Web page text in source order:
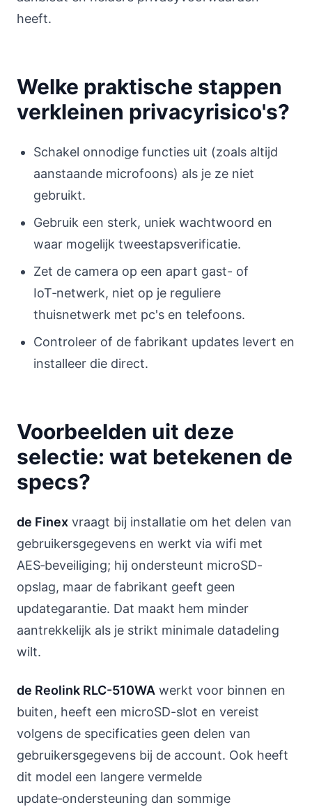
heeft.
Welke praktische stappen
verkleinen privacyrisico's?
Schakel onnodige functies uit (zoals altijd
aanstaande microfoons) als je ze niet
gebruikt.
Gebruik een sterk, uniek wachtwoord en
waar mogelijk tweestapsverificatie.
Zet de camera op een apart gast- of
IoT‑netwerk, niet op je reguliere
thuisnetwerk met pc's en telefoons.
Controleer of de fabrikant updates levert en
installeer die direct.
Voorbeelden uit deze
selectie: wat betekenen de
specs?
de Finex vraagt bij installatie om het delen van
gebruikersgegevens en werkt via wifi met
AES‑beveiliging; hij ondersteunt microSD-
opslag, maar de fabrikant geeft geen
updategarantie. Dat maakt hem minder
aantrekkelijk als je strikt minimale datadeling
wilt.
de Reolink RLC-510WA werkt voor binnen en
buiten, heeft een microSD-slot en vereist
volgens de specificaties geen delen van
gebruikersgegevens bij de account. Ook heeft
dit model een langere vermelde
update‑ondersteuning dan sommige